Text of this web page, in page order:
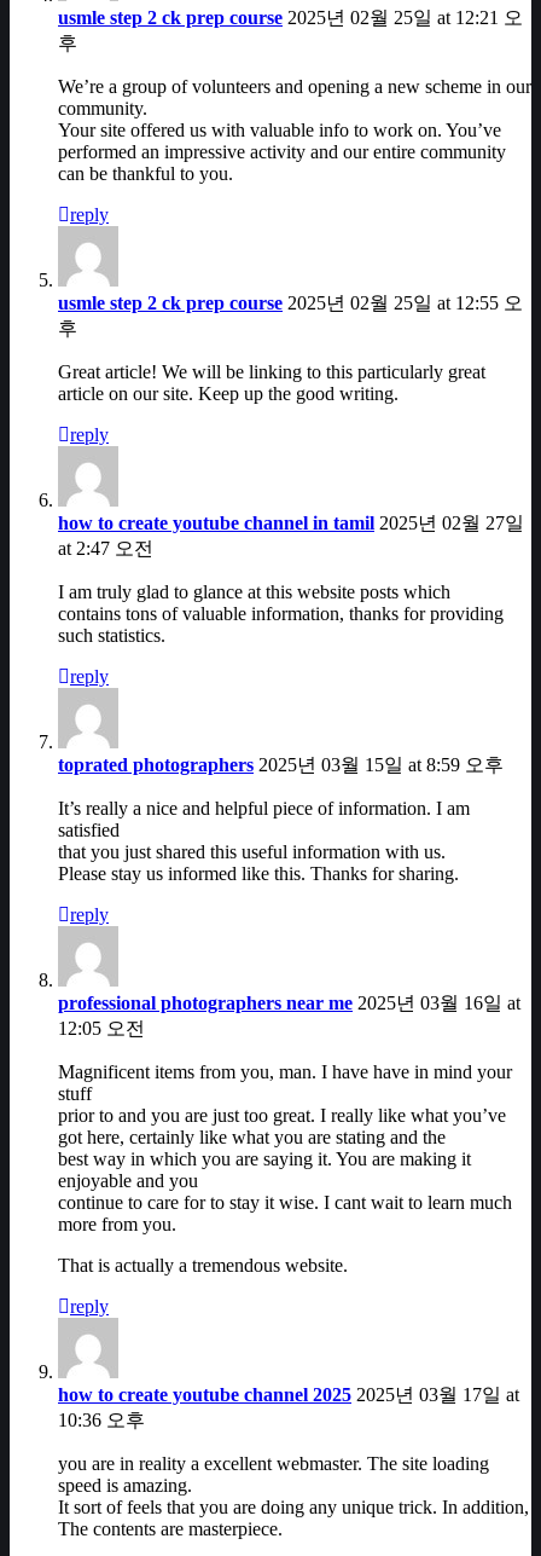
usmle step 2 ck prep course 2025년 02월 25일 at 12:21 오
후
We’re a group of volunteers and opening a new scheme in our
community.
Your site offered us with valuable info to work on. You’ve
performed an impressive activity and our entire community
can be thankful to you.
reply
usmle step 2 ck prep course 2025년 02월 25일 at 12:55 오
후
Great article! We will be linking to this particularly great
article on our site. Keep up the good writing.
reply
how to create youtube channel in tamil 2025년 02월 27일
at 2:47 오전
I am truly glad to glance at this website posts which
contains tons of valuable information, thanks for providing
such statistics.
reply
toprated photographers 2025년 03월 15일 at 8:59 오후
It’s really a nice and helpful piece of information. I am
satisfied
that you just shared this useful information with us.
Please stay us informed like this. Thanks for sharing.
reply
professional photographers near me 2025년 03월 16일 at
12:05 오전
Magnificent items from you, man. I have have in mind your
stuff
prior to and you are just too great. I really like what you’ve
got here, certainly like what you are stating and the
best way in which you are saying it. You are making it
enjoyable and you
continue to care for to stay it wise. I cant wait to learn much
more from you.
That is actually a tremendous website.
reply
how to create youtube channel 2025 2025년 03월 17일 at
10:36 오후
you are in reality a excellent webmaster. The site loading
speed is amazing.
It sort of feels that you are doing any unique trick. In addition,
The contents are masterpiece.